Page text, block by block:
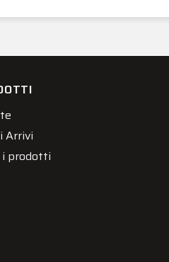
Arrivi
prodotti